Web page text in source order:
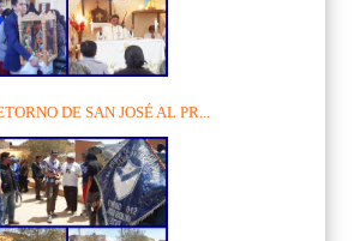
DE SAN JOSÉ AL PR...